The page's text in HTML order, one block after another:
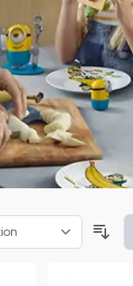
Sens Körperpflege
>